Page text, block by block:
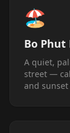
🏖️
Bo
A quiet,
street —
and sunset